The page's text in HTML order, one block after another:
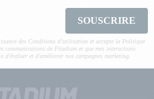
SOUSCRIRE
des Conditions d’utilisation et accepte la Politique
communications de Fitadium et que mes interactions
d'évaluer et d'améliorer nos campagnes marketing.